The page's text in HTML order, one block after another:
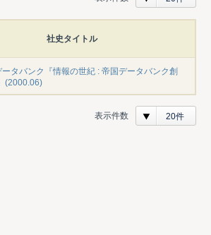
社史タイトル
タバンク『情報の世紀 : 帝国データバンク創
(2000.06)
表示件数 20件